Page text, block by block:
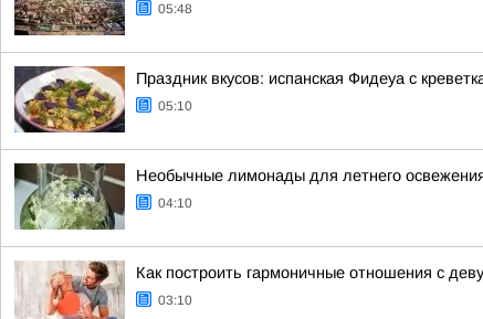
05:48
Праздник вкусов: испанская Фидеуа с
05:10
Необычные лимонады для летнего
04:10
Как построить гармоничные отношения с
03:10